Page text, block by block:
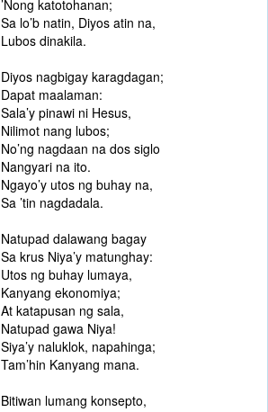
’Nong katotohanan;
Sa lo’b natin, Diyos atin na,
Lubos dinakila.
Diyos nagbigay karagdagan;
Dapat maalaman:
Sala’y pinawi ni Hesus,
Nilimot nang lubos;
No’ng nagdaan na dos siglo
Nangyari na ito.
Ngayo’y utos ng buhay na,
Sa ’tin nagdadala.
Natupad dalawang bagay
Sa krus Niya’y matunghay:
Utos ng buhay lumaya,
Kanyang ekonomiya;
At katapusan ng sala,
Natupad gawa Niya!
Siya’y naluklok, napahinga;
Tam’hin Kanyang mana.
Bitiwan lumang konsepto,